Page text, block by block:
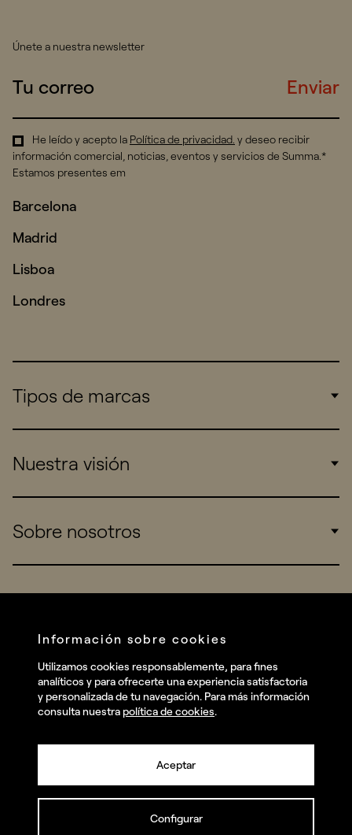
Únete a nuestra newsletter
Enviar
He leído y acepto la Política de privacidad. y deseo recibir
información comercial, noticias, eventos y servicios de Summa.*
Estamos presentes em
Barcelona
Madrid
Lisboa
Londres
Tipos de marcas
Consumers
Startups
Nuestra visión
Work
Sobre nosotros
Talent
Contact
Instagram
Facebook
© summa.es Todos los derechos reservados.
Información sobre cookies
Utilizamos cookies responsablemente, para fines
analíticos y para ofrecerte una experiencia satisfactoria
y personalizada de tu navegación. Para más información
consulta nuestra política de cookies.
Aceptar
Configurar